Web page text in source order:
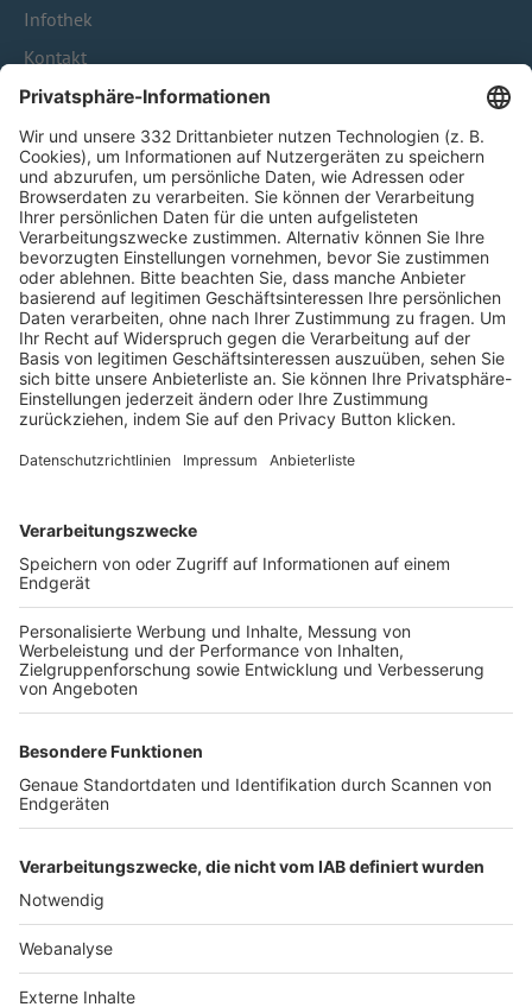
Infothek
Kontakt
HÄUFIG BESUCHTE SEITEN
Pässe und Vereinswechsel
Trainerausbildung
Schulungsangebot Vereinsmitarbeiter
BFV-Geschäftsstellen
Trainerbörse
Login SpielPlus
FOLGE DEM BFV
TOP-VEREINE
TOP-PARTNER
Nutzungsbedingungen Datenschutz Impressum